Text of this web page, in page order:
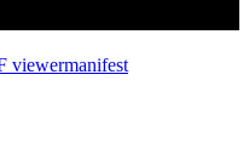
manifest